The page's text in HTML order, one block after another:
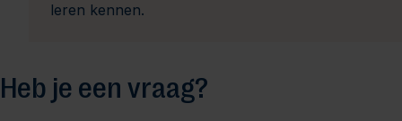
leren kennen.
Heb je een vraag?